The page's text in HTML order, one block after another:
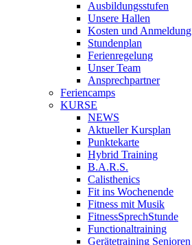
Ausbildungsstufen
Unsere Hallen
Kosten und Anmeldung
Stundenplan
Ferienregelung
Unser Team
Ansprechpartner
Feriencamps
KURSE
NEWS
Aktueller Kursplan
Punktekarte
Hybrid Training
B.A.R.S.
Calisthenics
Fit ins Wochenende
Fitness mit Musik
FitnessSprechStunde
Functionaltraining
Gerätetraining Senioren